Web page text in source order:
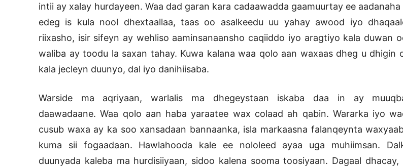
intii ay xalay hurdayeen. Waa dad garan kara cadaawadda gaamuurtay ee
edeg is kula nool dhextaallaa, taas oo asalkeedu uu yahay awood iyo
riixasho, isir sifeyn ay wehliso aaminsanaansho caqiiddo iyo aragtiyo kala duwan
waliba ay toodu la saxan tahay. Kuwa kalana waa qolo aan waxaas dheg u dhigin
kala jecleyn duunyo, dal iyo danihiisaba.
Warside ma aqriyaan, warlalis ma dhegeystaan iskaba daa in ay
daawadaane. Waa qolo aan haba yaraatee wax colaad ah qabin. Wararka iyo
cusub waxa ay ka soo xansadaan bannaanka, isla markaasna falanqeynta
kuma sii fogaadaan. Hawlahooda kale ee nololeed ayaa uga muhiimsan.
duunyada kaleba ma hurdisiiyaan, sidoo kalena sooma toosiyaan. Dagaal dhacay,